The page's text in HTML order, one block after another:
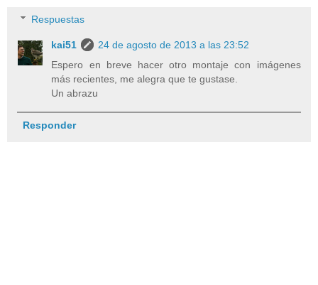
Respuestas
kai51
24 de agosto de 2013 a las 23:52
Espero en breve hacer otro montaje con imágenes
más recientes, me alegra que te gustase.
Un abrazu
Responder